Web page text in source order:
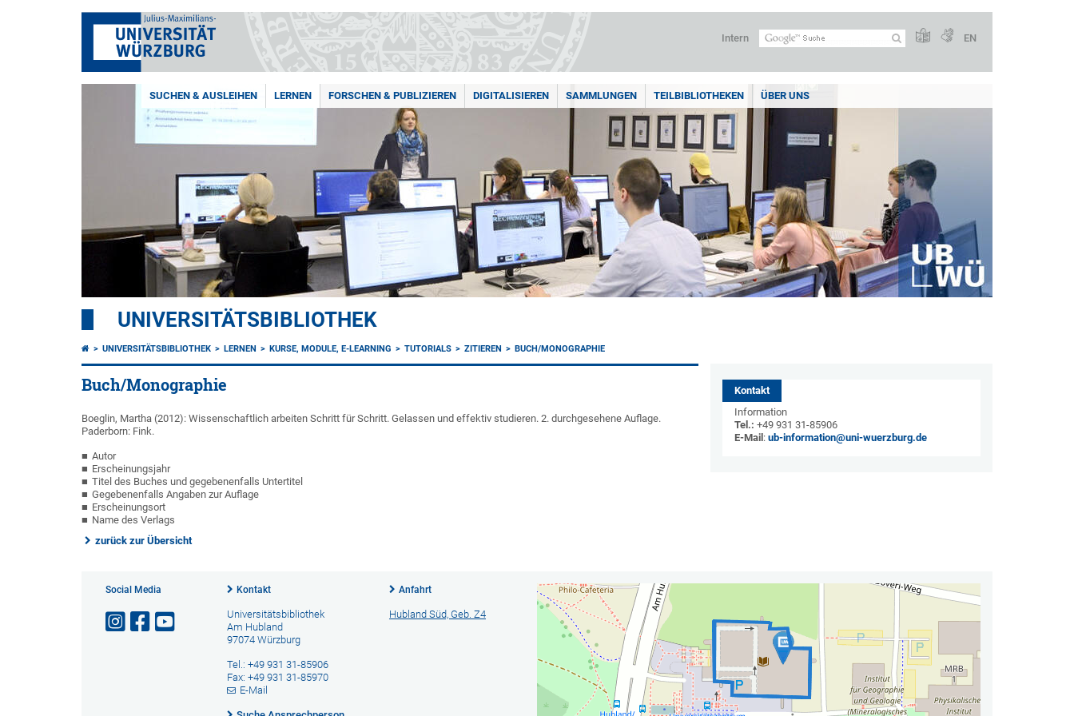
Intern EN
SUCHEN & AUSLEIHEN LERNEN FORSCHEN & PUBLIZIEREN DIGITALISIEREN SAMMLUNGEN TEILBIBLIOTHEKEN ÜBER UNS
UNIVERSITÄTSBIBLIOTHEK
UNIVERSITÄTSBIBLIOTHEK LERNEN KURSE, MODULE, E-LEARNING TUTORIALS ZITIEREN BUCH/MONOGRAPHIE
Buch/Monographie
Boeglin, Martha (2012): Wissenschaftlich arbeiten Schritt für Schritt. Gelassen und effektiv studieren. 2. durchgesehene Auflage.
Paderborn: Fink.
Autor
Erscheinungsjahr
Titel des Buches und gegebenenfalls Untertitel
Gegebenenfalls Angaben zur Auflage
Erscheinungsort
Name des Verlags
zurück zur Übersicht
Kontakt
Information
Tel.: +49 931 31-85906
E-Mail : ub-information@uni-wuerzburg.de
Social Media Kontakt
Universitätsbibliothek
Am Hubland
97074 Würzburg
Tel.: +49 931 31-85906
Fax: +49 931 31-85970
E-Mail
Anfahrt
Hubland Süd, Geb. Z4